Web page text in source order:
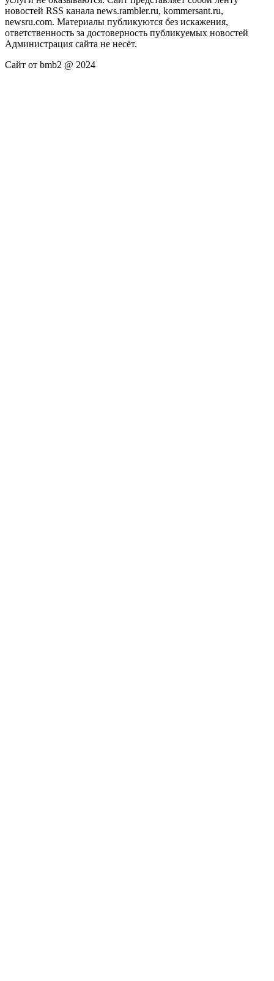
новостей RSS канала news.rambler.ru, kommersant.ru,
newsru.com. Материалы публикуются без искажения,
ответственность за достоверность публикуемых новостей
Администрация сайта не несёт.
Сайт от bmb2 @ 2024